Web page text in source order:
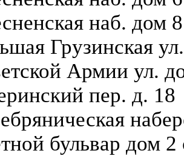
наб. дом 8
Грузинская
Армии ул.
пер. д. 18
бульвар дом 2